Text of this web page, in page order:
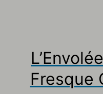
Fresque